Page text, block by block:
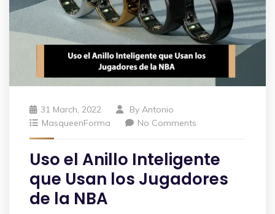
31 March, 2022 By Antonio
MasqueenForma
No Comments
Uso el Anillo Inteligente
que Usan los Jugadores
de la NBA